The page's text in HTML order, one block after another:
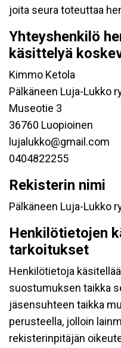
joita seura toteuttaa
Yhteyshenkilö
käsittelyä
Kimmo Ketola
Pälkäneen Luja-Lukko
Museotie 3
36760 Luopioinen
lujalukko@gmail.com
0404822255
Rekisterin nimi
Pälkäneen Luja-Lukko
Henkilötietojen
tarkoitukset
Henkilötietoja
suostumuksen taikka
jäsensuhteen taikka
perusteella, jolloin
rekisterinpitäjän